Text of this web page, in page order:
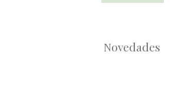
Novedades